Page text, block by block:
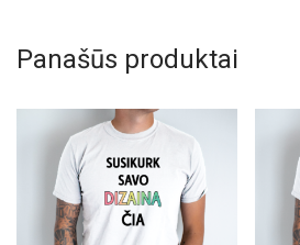
Panašūs produktai